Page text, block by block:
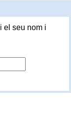
el seu nom i